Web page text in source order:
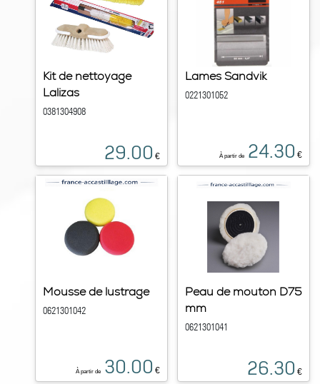
Kit de nettoyage
Lalizas
0381304908
29.00 €
Lames Sandvik
0221301052
À partir de 24.30 €
Mousse de lustrage
0621301042
À partir de 30.00 €
Peau de mouton D75
mm
0621301041
26.30 €